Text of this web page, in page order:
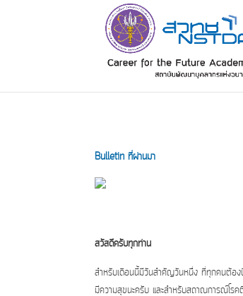
Bulletin ที่ผ่านมา
สวัสดีครับทุกท่าน
สำหรับเดือนนี้มีวันสำคัญวันหนึ่ง ที่ทุกคนต้อง
มีความสุขนะครับ และสำหรับสถาณการณ์โร